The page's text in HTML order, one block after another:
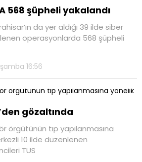
568 şüpheli yakalandı
da yer aldığı 39 ilde siber
operasyonlarda 568 şüpheli
16:56
gözaltında
örgütünün tıp yapılanmasına
10 ilde düzenlenen
TUS